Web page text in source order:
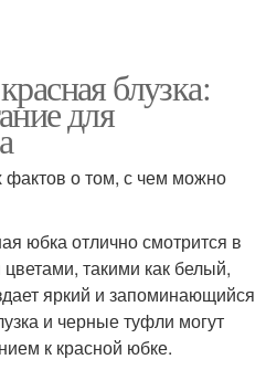
блузка:
для
фактов о том, с чем можно
юбка отлично смотрится в
такими как белый,
яркий и запоминающийся
и черные туфли могут
к красной юбке.